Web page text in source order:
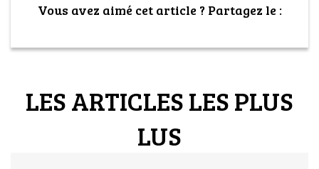
Vous avez aimé cet article ? Partagez le :
LES ARTICLES LES PLUS
LUS